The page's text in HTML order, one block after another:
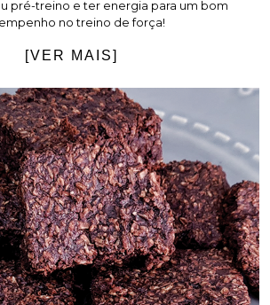
pré-treino e ter energia para um bom
no treino de força!
[VER MAIS]